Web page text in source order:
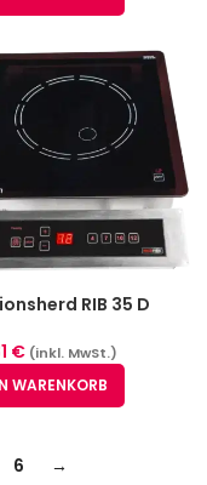
RIB 35 D
€ (inkl. MwSt.)
WARENKORB
6 →